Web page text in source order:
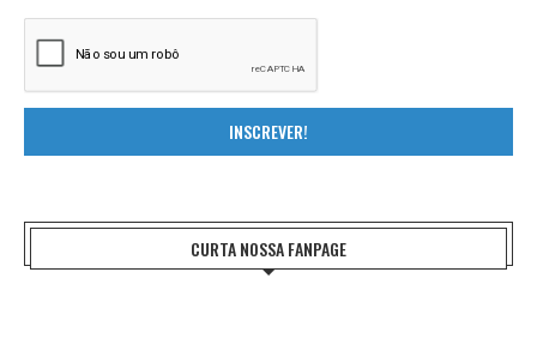
INSCREVER!
CURTA NOSSA FANPAGE